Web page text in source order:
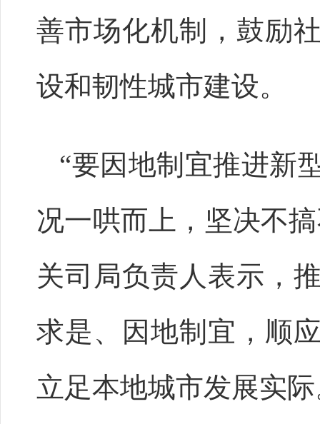
善市场化机制，鼓励
设和韧性城市建设。
“要因地制宜推进新
况一哄而上，坚决不
关司局负责人表示，
求是、因地制宜，顺
立足本地城市发展实